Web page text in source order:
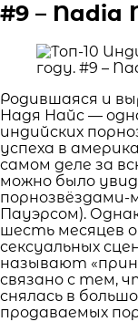
#9 – Nadia
Родившаяся и
Надя Найс —
индийских
успеха в
самом деле за
можно было
Пауэрсом).
шесть месяцев
сексуальных
называют
связано с тем,
снялась в
продаваемых